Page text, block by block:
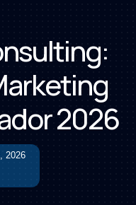
2026
2026